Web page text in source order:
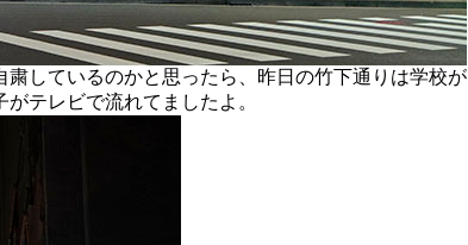
しているのかと思ったら、昨日の竹下通りは学校が
テレビで流れてましたよ。